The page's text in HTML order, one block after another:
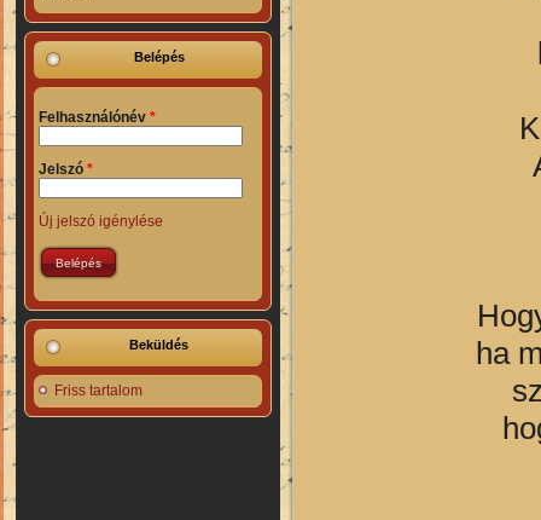
Belépés
Felhasználónév *
Jelszó *
Új jelszó igénylése
Beküldés
Friss tartalom
ha